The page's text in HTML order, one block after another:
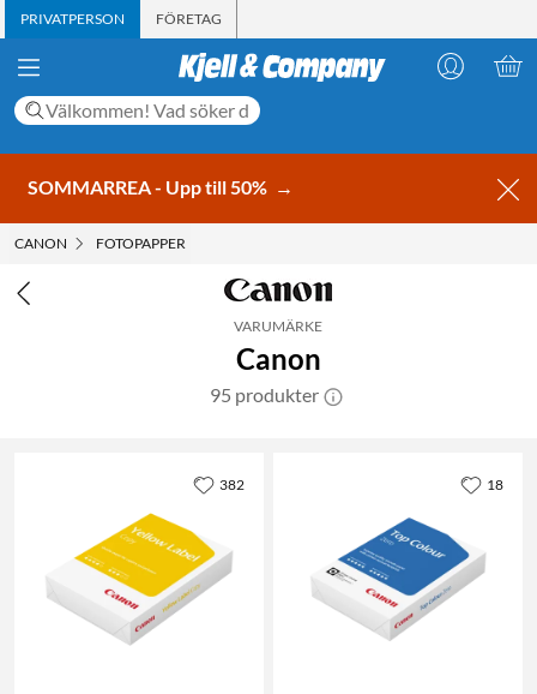
PRIVATPERSON FÖRETAG
SOMMARREA - Upp till 50% →
CANON FOTOPAPPER
VARUMÄRKE
Canon
95 produkter
382 18